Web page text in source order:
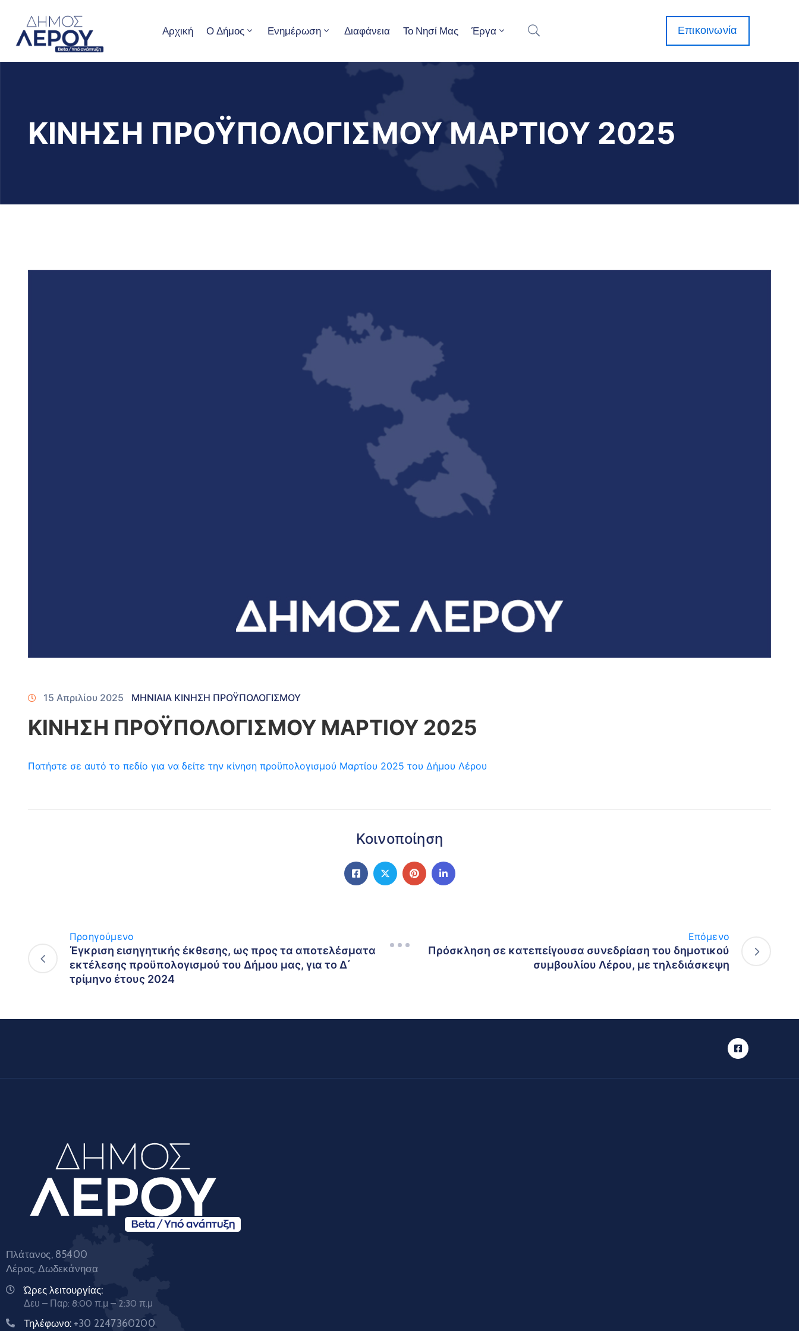
Αρχική Ο Δήμος Ενημέρωση Διαφάνεια Το Νησί Μας Έργα Επικοινωνία
ΚΙΝΗΣΗ ΠΡΟΫΠΟΛΟΓΙΣΜΟΥ ΜΑΡΤΙΟΥ 2025
15 Απριλίου 2025 ΜΗΝΙΑΙΑ ΚΙΝΗΣΗ ΠΡΟΫΠΟΛΟΓΙΣΜΟΥ
ΚΙΝΗΣΗ ΠΡΟΫΠΟΛΟΓΙΣΜΟΥ ΜΑΡΤΙΟΥ 2025
Πατήστε σε αυτό το πεδίο για να δείτε την κίνηση προϋπολογισμού Μαρτίου 2025 του Δήμου Λέρου
Κοινοποίηση
Προηγούμενο
Έγκριση εισηγητικής έκθεσης, ως προς τα αποτελέσματα
εκτέλεσης προϋπολογισμού του Δήμου μας, για το Δ΄
τρίμηνο έτους 2024
Επόμενο
Πρόσκληση σε κατεπείγουσα συνεδρίαση του δημοτικού
συμβουλίου Λέρου, με τηλεδιάσκεψη
Πλάτανος, 85400
Λέρος, Δωδεκάνησα
Ώρες λειτουργίας:
Δευ – Παρ: 8:00 π.μ – 2:30 π.μ
Τηλέφωνο: +30 2247360200